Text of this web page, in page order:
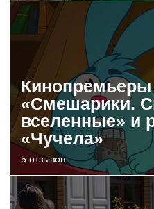
Кинопремьеры
«Смешарики.
вселенные» и
«Чучела»
5 отзывов